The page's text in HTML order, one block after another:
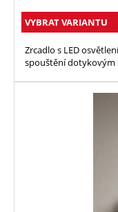
VYBRAT VARIANTU
Zrcadlo s LED
spouštění dotykovým